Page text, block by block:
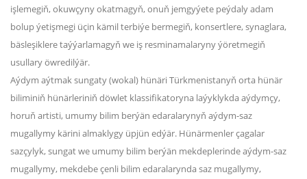
işlemegiň, okuwçyny okatmagyň, onuň jemgyýete peýdaly adam
bolup ýetişmegi üçin kämil terbiýe bermegiň, konsertlere, synaglara,
bäsleşiklere taýýarlamagyň we iş resminamalaryny ýöretmegiň
usullary öwredilýär.
Aýdym aýtmak sungaty (wokal) hünäri Türkmenistanyň orta hünär
biliminiň hünärleriniň döwlet klassifikatoryna laýyklykda aýdymçy,
horuň artisti, umumy bilim berýän edaralarynyň aýdym-saz
mugallymy kärini almaklygy üpjün edýär. Hünärmenler çagalar
sazçylyk, sungat we umumy bilim berýän mekdeplerinde aýdym-saz
mugallymy, mekdebe çenli bilim edaralarynda saz mugallymy,